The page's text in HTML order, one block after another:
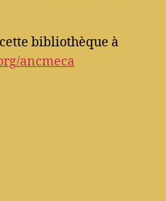
bibliothèque à
ancmeca